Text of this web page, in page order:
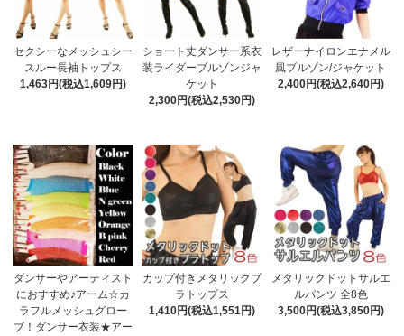
セクシーなメッシュシー
スルー長袖トップス
1,463円(税込1,609円)
ショート丈ダンサー系衣
装ライダーブルゾンジャ
ケット
2,300円(税込2,530円)
レザーナイロンエナメル
風ブルゾン/ジャケット
2,400円(税込2,640円)
ダンサーやアーティスト
におすすめ♪アーム☆カ
ラフルメッシュグロー
ブ！ダンサー衣装★アー
カップ付きメタリックブ
ラトップス
1,410円(税込1,551円)
メタリックドットサルエ
ルパンツ 全8色
3,500円(税込3,850円)